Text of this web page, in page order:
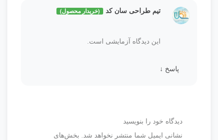
تیم طراحی سان کد (خریدار محصول)
این دیدگاه آزمایشی است.
پاسخ ↓
دیدگاه خود را بنویسید
نشانی ایمیل شما منتشر نخواهد شد. بخش‌های